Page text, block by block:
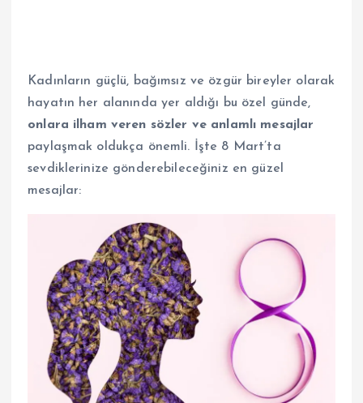
Kadınların güçlü, bağımsız ve özgür bireyler olarak
hayatın her alanında yer aldığı bu özel günde,
onlara ilham veren sözler ve anlamlı mesajlar
paylaşmak oldukça önemli. İşte 8 Mart’ta
sevdiklerinize gönderebileceğiniz en güzel
mesajlar: